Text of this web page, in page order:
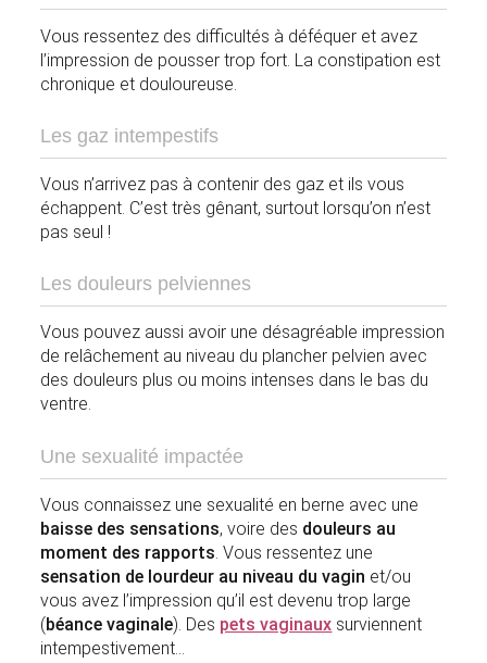
Vous ressentez des difficultés à déféquer et avez
l’impression de pousser trop fort. La constipation est
chronique et douloureuse.
Les gaz intempestifs
Vous n’arrivez pas à contenir des gaz et ils vous
échappent. C’est très gênant, surtout lorsqu’on n’est
pas seul !
Les douleurs pelviennes
Vous pouvez aussi avoir une désagréable impression
de relâchement au niveau du plancher pelvien avec
des douleurs plus ou moins intenses dans le bas du
ventre.
Une sexualité impactée
Vous connaissez une sexualité en berne avec une
baisse des sensations, voire des douleurs au
moment des rapports . Vous ressentez une
sensation de lourdeur au niveau du vagin et/ou
vous avez l’impression qu’il est devenu trop large
(béance vaginale). Des pets vaginaux surviennent
intempestivement